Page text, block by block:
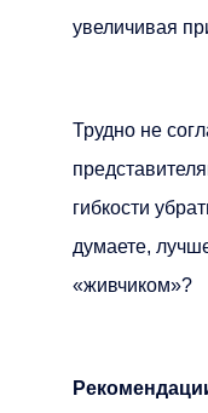
увеличивая
Трудно не
гибкости
думаете,
«живчиком»?